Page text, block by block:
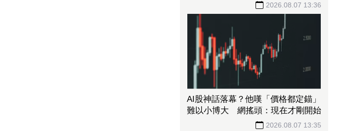
2026.08.07 13:36
AI股神話落幕？他嘆「價格都定錨」
難以小博大 網搖頭：現在才剛開始
2026.08.07 13:35